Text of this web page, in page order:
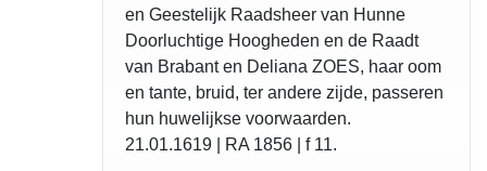
en Geestelijk Raadsheer van Hunne
Doorluchtige Hoogheden en de Raadt
van Brabant en Deliana ZOES, haar oom
en tante, bruid, ter andere zijde, passeren
hun huwelijkse voorwaarden.
21.01.1619 | RA 1856 | f 11.